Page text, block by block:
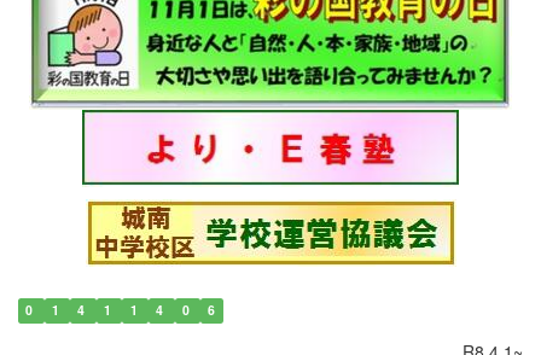
0 1 4 1 1 4 0 6